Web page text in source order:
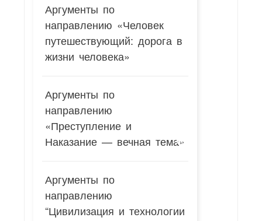
Аргументы по
направлению «Человек
путешествующий: дорога в
жизни человека»
Аргументы по
направлению
«Преступление и
Наказание — вечная тема»
Аргументы по
направлению
“Цивилизация и технологии